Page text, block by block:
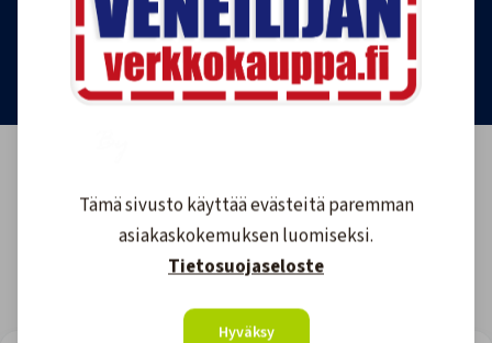
Tilaa uutiskirje
Tämä sivusto käyttää evästeitä paremman
asiakaskokemuksen luomiseksi.
Tietosuojaseloste
Hyväksy